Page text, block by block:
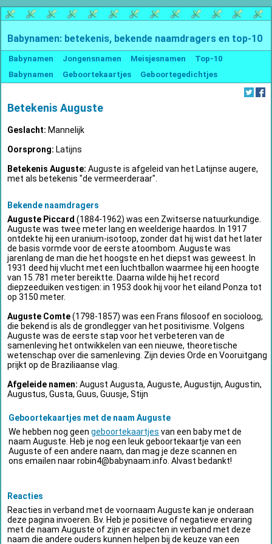
Babynamen: betekenis, bekende naamdragers en top-10
Babynamen Jongensnamen Meisjesnamen
Top-10
Babynamen
Geboortekaartjes Geboortegedichtjes
Betekenis Auguste
Geslacht: Mannelijk
Oorsprong: Latijns
Betekenis Auguste: Auguste is afgeleid van het Latijnse augere,
met als betekenis "de vermeerderaar".
Bekende naamdragers
Auguste Piccard (1884-1962) was een Zwitserse natuurkundige.
Auguste was twee meter lang en weelderige haardos. In 1917
ontdekte hij een uranium-isotoop, zonder dat hij wist dat het later
de basis vormde voor de eerste atoombom. Auguste was
jarenlang de man die het hoogste en het diepst was geweest. In
1931 deed hij vlucht met een luchtballon waarmee hij een hoogte
van 15.781 meter bereiktte. Daarna wilde hij het record
diepzeeduiken vestigen: in 1953 dook hij voor het eiland Ponza tot
op 3150 meter.
Auguste Comte(1798-1857) was een Frans filosoof en socioloog,
die bekend is als de grondlegger van het positivisme. Volgens
Auguste was de eerste stap voor het verbeteren van de
samenleving het ontwikkelen van een nieuwe, theoretische
wetenschap over die samenleving. Zijn devies Orde en Vooruitgang
prijkt op de Braziliaanse vlag.
Afgeleide namen: August Augusta, Auguste, Augustijn, Augustin,
Augustus, Gusta, Guus, Guusje, Stijn
Geboortekaartjes met de naam Auguste
We hebben nog geen geboortekaartjes van een baby met de
naam Auguste. Heb je nog een leuk geboortekaartje van een
Auguste of een andere naam, dan mag je deze scannen en
ons emailen naarrobin4@babynaam.info . Alvast bedankt!
Reacties
Reacties in verband met de voornaam Auguste kan je onderaan
deze pagina invoeren. Bv. Heb je positieve of negatieve ervaring
met de naam Auguste of zijn er aspecten in verband met deze
naam die andere ouders kunnen helpen bij de keuze van een